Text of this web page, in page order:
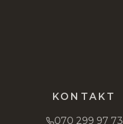
KONTAKT
070 299 97 73